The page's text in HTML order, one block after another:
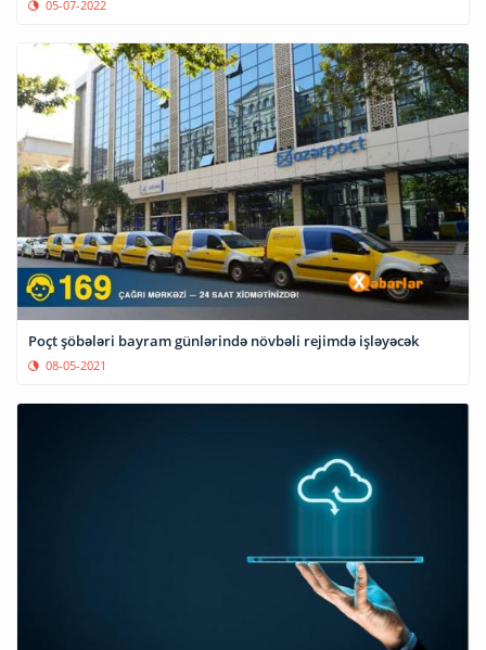
05-07-2022
Poçt şöbələri bayram günlərində növbəli rejimdə işləyəcək
08-05-2021